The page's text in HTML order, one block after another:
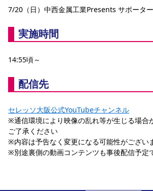
よくある質問
長居公園 セレッソフットサルパーク セレッソ
大人のサッカースクール
7/20（日）中西金属工業Presents サポータ
実施時間
14:55頃～
配信先
セレッソ大阪公式YouTubeチャンネル
※通信環境により映像の乱れ等が生じる場合
ご了承ください
※内容は予告なく変更になる可能性がござい
※別途裏側の動画コンテンツも事後配信予定